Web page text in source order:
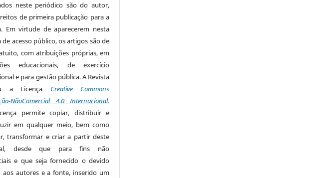
neste periódico são do autor,
de primeira publicação para a
Em virtude de aparecerem nesta
de acesso público, os artigos são de
com atribuições próprias, em
educacionais, de exercício
e para gestão pública. A Revista
a Licença Creative Commons
NãoComercial 4.0 Internacional.
permite copiar, distribuir e
em qualquer meio, bem como
transformar e criar a partir deste
desde que para fins não
e que seja fornecido o devido
aos autores e a fonte, inserido um